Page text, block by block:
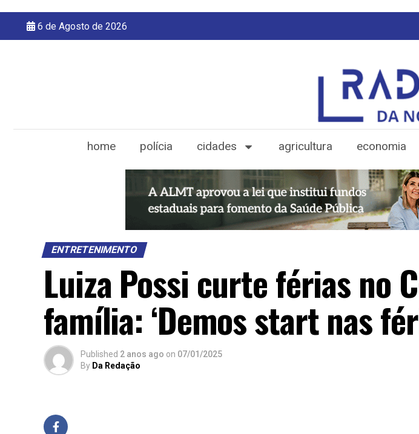
6 de Agosto de 2026
home polícia cidades agricultura economia
ENTRETENIMENTO
Luiza Possi curte férias no
família: ‘Demos start nas
Published 2 anos ago on 07/01/2025
By Da Redação